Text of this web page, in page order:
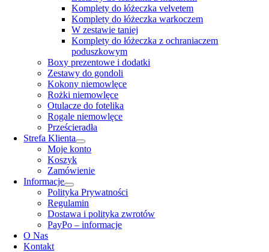
Komplety do łóżeczka velvetem
Komplety do łóżeczka warkoczem
W zestawie taniej
Komplety do łóżeczka z ochraniaczem
poduszkowym
Boxy prezentowe i dodatki
Zestawy do gondoli
Kokony niemowlęce
Rożki niemowlęce
Otulacze do fotelika
Rogale niemowlęce
Prześcieradła
Strefa Klienta
Moje konto
Koszyk
Zamówienie
Informacje
Polityka Prywatności
Regulamin
Dostawa i polityka zwrotów
PayPo – informacje
O Nas
Kontakt